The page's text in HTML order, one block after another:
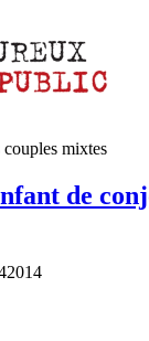
couples mixtes
de
2014